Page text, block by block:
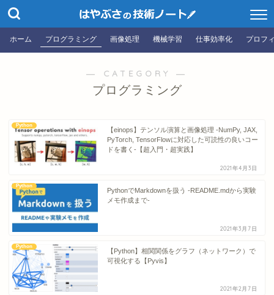
ホーム プログラミング 画像処理 機械学習 仕事効率化 プロフ
― CATEGORY ―
プログラミング
Python
【einops】テンソル演算と画像処理 -NumPy, JAX,
PyTorch, TensorFlowに対応した可読性の良いコー
ドを書く-【超入門・超実践】
2021年4月3日
Python
PythonでMarkdownを扱う -README.mdから実験
メモ作成まで-
2021年3月7日
Python
【Python】相関関係をグラフ（ネットワーク）で
可視化する【Pyvis】
2021年2月7日